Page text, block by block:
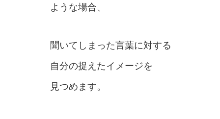
ような場合、
聞いてしまった言葉に対する
自分の捉えたイメージを
見つめます。